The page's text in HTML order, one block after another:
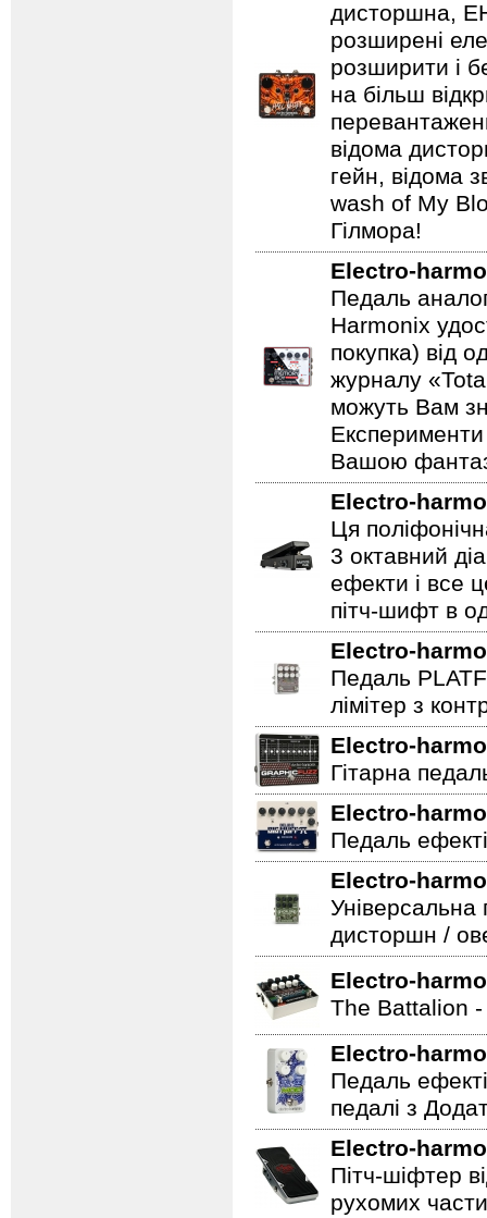
дисторшна,
розширені
розширити і
на більш
відома
гейн, відома
wash of My
Гілмора!
Electro-
Педаль
Harmonix
покупка) від
журналу
можуть Вам
Вашою
Electro-
Ця
3 октавний
ефекти і все
пітч-шифт в
Electro-
Педаль
лімітер з
Electro-
Гітарна
Electro-
Педаль
Electro-
Універсальна
дисторшн /
Electro-
The Battalion -
Electro-
Педаль
педалі з
Electro-
Пітч-шіфтер
рухомих